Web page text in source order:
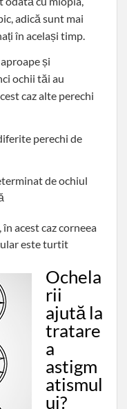
adică sunt mai
în același timp.
și
ochii tăi au
caz alte perechi
perechi de
de ochiul
acest caz corneea
este turtit
Ochela
rii
ajută la
tratare
a
astigm
atismul
ui?